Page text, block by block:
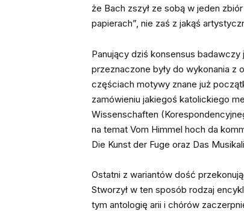
że Bach zszył ze sobą w jeden
papierach”, nie zaś z jakąś
Panujący dziś konsensus badawczy
przeznaczone były do wykonania z
częściach motywy znane już
zamówieniu jakiegoś katolickiego
Wissenschaften
na temat Vom Himmel hoch da
Die Kunst der Fuge oraz Das
Ostatni z wariantów dość
Stworzył w ten sposób rodzaj
tym antologię arii i chórów